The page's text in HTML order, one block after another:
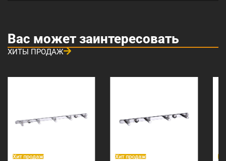
Вас может заинтересовать
ХИТЫ ПРОДАЖ
Хит продаж Хит продаж